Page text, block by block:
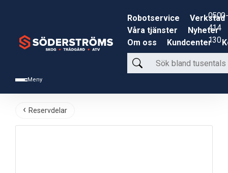
Meny
Robotservice
Verkstad
Våra tjänster
Nyheter
Om oss
Kundcenter
Sök
bland
produkter
0500-
414
130
Reservdelar